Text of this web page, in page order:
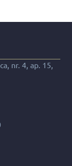
nr. 4, ap. 15,